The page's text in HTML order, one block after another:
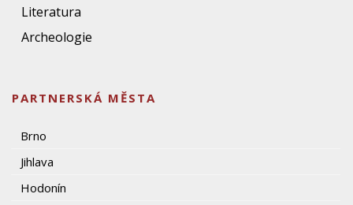
Literatura
Archeologie
PARTNERSKÁ MĚSTA
Brno
Jihlava
Hodonín